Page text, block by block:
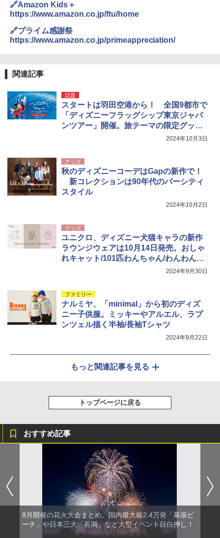
🔗Amazon Kids＋
https://www.amazon.co.jp/ftu/home
🔗プライム感謝祭
https://www.amazon.co.jp/primeappreciation/
関連記事
話題
スタートは羽田空港から！ 全国9都市で
「ディズニーフラッグシップ東京ジャパ
ンツアー」開催。旅テーマの限定グッズ
2024年10月3日
グッズ
秋のディズニーコーデはGapの新作で！
新コレクションは90年代のバーシティ
スタイル
2024年10月2日
グッズ
ユニクロ、ディズニー犬猫キャラの新作
ラウンジウェアは10月14日発売。おしゃ
れキャット/101匹わんちゃん/わんわん物
2024年9月30日
ファミリー
ナルミヤ、「minimal」から初のディズ
ニー子供服。ミッキーやアルエル、ラプ
ンツェル描く半袖/長袖Tシャツ
2024年9月22日
もっと関連記事を見る
トップページに戻る
おすすめ記事
8月開催の花火大会まとめ。国内最大級2.4万発「幕張ビ
ーチ」や日本三大「長岡」など大型イベント目白押し！